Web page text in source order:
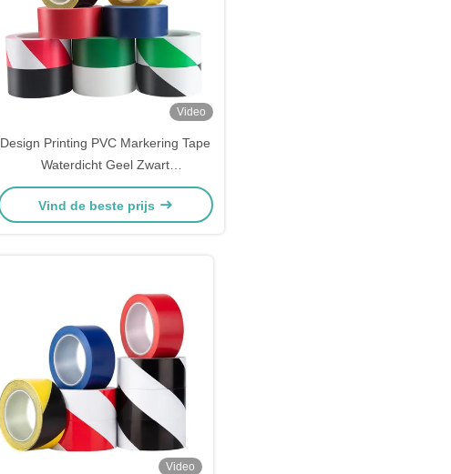
Video
Design Printing PVC Markering Tape
Waterdicht Geel Zwart
Waarschuwingsband Voor De
Lagervloer
Vind de beste prijs
Video